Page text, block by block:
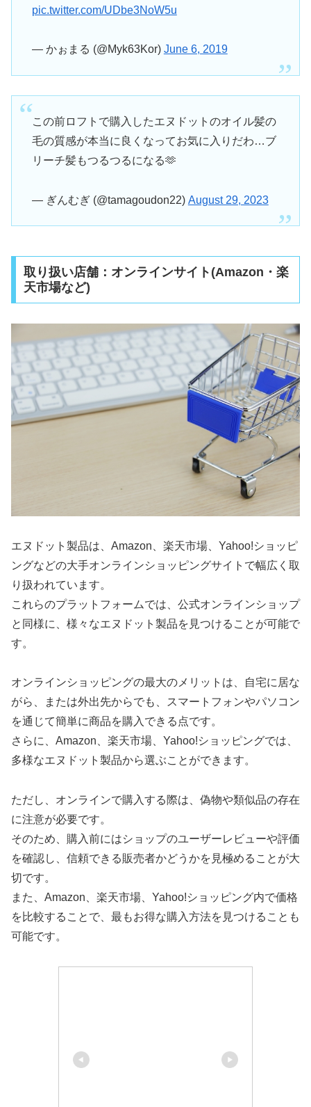
pic.twitter.com/UDbe3NoW5u
— かぉまる (@Myk63Kor) June 6, 2019
この前ロフトで購入したエヌドットのオイル髪の
毛の質感が本当に良くなってお気に入りだわ…ブ
リーチ髪もつるつるになる🫶
— ぎんむぎ (@tamagoudon22) August 29, 2023
取り扱い店舗：オンラインサイト(Amazon・楽
天市場など)
エヌドット製品は、Amazon、楽天市場、Yahoo!ショッピ
ングなどの大手オンラインショッピングサイトで幅広く取
り扱われています。
これらのプラットフォームでは、公式オンラインショップ
と同様に、様々なエヌドット製品を見つけることが可能で
す。
オンラインショッピングの最大のメリットは、自宅に居な
がら、または外出先からでも、スマートフォンやパソコン
を通じて簡単に商品を購入できる点です。
さらに、Amazon、楽天市場、Yahoo!ショッピングでは、
多様なエヌドット製品から選ぶことができます。
ただし、オンラインで購入する際は、偽物や類似品の存在
に注意が必要です。
そのため、購入前にはショップのユーザーレビューや評価
を確認し、信頼できる販売者かどうかを見極めることが大
切です。
また、Amazon、楽天市場、Yahoo!ショッピング内で価格
を比較することで、最もお得な購入方法を見つけることも
可能です。